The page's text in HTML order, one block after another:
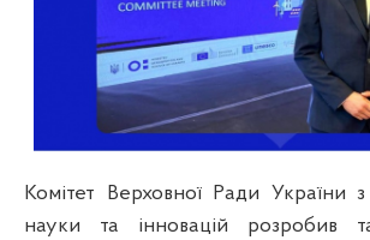
Комітет Верховної Ради України з
науки та інновацій розробив